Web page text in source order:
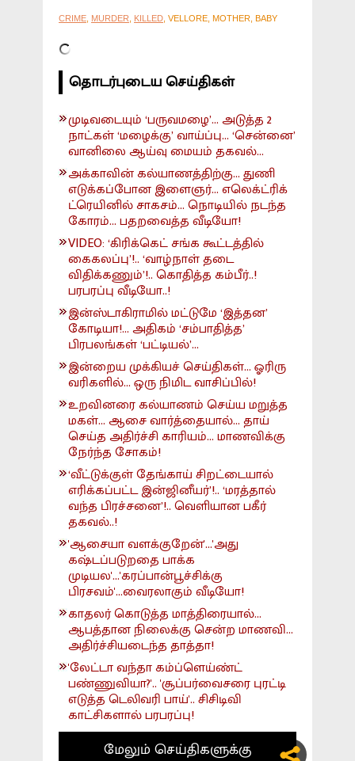
CRIME, MURDER, KILLED, VELLORE, MOTHER, BABY
தொடர்புடைய செய்திகள்
முடிவடையும் ‘பருவமழை’... அடுத்த 2
நாட்கள் ‘மழைக்கு’ வாய்ப்பு... ‘சென்னை’
வானிலை ஆய்வு மையம் தகவல்...
அக்காவின் கல்யாணத்திற்கு... துணி
எடுக்கப்போன இளைஞர்... எலெக்ட்ரிக்
ட்ரெயினில் சாகசம்... நொடியில் நடந்த
கோரம்... பதறவைத்த வீடியோ!
VIDEO: ‘கிரிக்கெட் சங்க கூட்டத்தில்
கைகலப்பு’!.. ‘வாழ்நாள் தடை
விதிக்கணும்’!.. கொதித்த கம்பீர்..!
பரபரப்பு வீடியோ..!
இன்ஸ்டாகிராமில் மட்டுமே ‘இத்தன’
கோடியா!... அதிகம் ‘சம்பாதித்த’
பிரபலங்கள் ‘பட்டியல்’...
இன்றைய முக்கியச் செய்திகள்... ஓரிரு
வரிகளில்... ஒரு நிமிட வாசிப்பில்!
உறவினரை கல்யாணம் செய்ய மறுத்த
மகள்... ஆசை வார்த்தையால்... தாய்
செய்த அதிர்ச்சி காரியம்... மாணவிக்கு
நேர்ந்த சோகம்!
‘வீட்டுக்குள் தேங்காய் சிறட்டையால்
எரிக்கப்பட்ட இன்ஜினீயர்’!.. ‘மரத்தால்
வந்த பிரச்சனை’!.. வெளியான பகீர்
தகவல்..!
'ஆசையா வளக்குறேன்'...'அது
கஷ்டப்படுறதை பாக்க
முடியல'...'கரப்பான்பூச்சிக்கு
பிரசவம்'...வைரலாகும் வீடியோ!
காதலர் கொடுத்த மாத்திரையால்...
ஆபத்தான நிலைக்கு சென்ற மாணவி...
அதிர்ச்சியடைந்த தாத்தா!
'லேட்டா வந்தா கம்ப்ளெய்ண்ட்
பண்ணுவியா?'.. 'சூப்பர்வைசரை புரட்டி
எடுத்த டெலிவரி பாய்'.. சிசிடிவி
காட்சிகளால் பரபரப்பு!
மேலும் செய்திகளுக்கு